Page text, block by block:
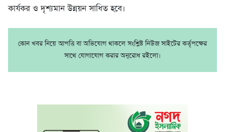
কার্যকর ও দৃশ্যমান উন্নয়ন সাধিত হবে।
কোন খবর নিয়ে আপত্তি বা অভিযোগ থাকলে সংশ্লিষ্ট নিউজ সাইটের কর্তৃপক্ষের
সাথে যোগাযোগ করার অনুরোধ রইলো।